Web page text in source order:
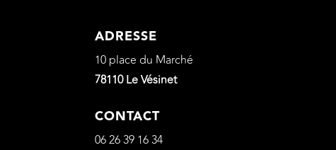
ADRESSE
10 place du Marché
78110 Le Vésinet
CONTACT
06 26 39 16 34